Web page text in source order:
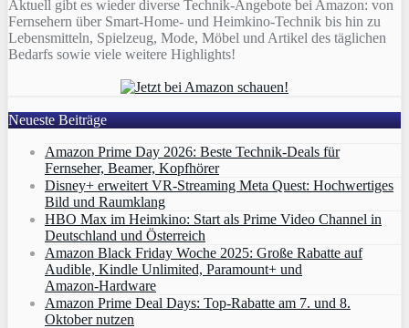
Aktuell gibt es wieder diverse Technik-Angebote bei Amazon: von
Fernsehern über Smart-Home- und Heimkino-Technik bis hin zu
Lebensmitteln, Spielzeug, Mode, Möbel und Artikel des täglichen
Bedarfs sowie viele weitere Highlights!
Neueste Beiträge
Amazon Prime Day 2026: Beste Technik-Deals für
Fernseher, Beamer, Kopfhörer
Disney+ erweitert VR‑Streaming Meta Quest: Hochwertiges
Bild und Raumklang
HBO Max im Heimkino: Start als Prime Video Channel in
Deutschland und Österreich
Amazon Black Friday Woche 2025: Große Rabatte auf
Audible, Kindle Unlimited, Paramount+ und
Amazon‑Hardware
Amazon Prime Deal Days: Top-Rabatte am 7. und 8.
Oktober nutzen